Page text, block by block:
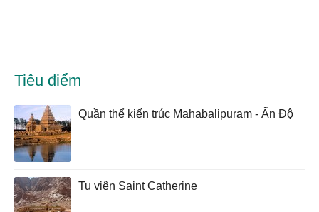
Tiêu điểm
Quần thể kiến trúc Mahabalipuram - Ấn Độ
Tu viện Saint Catherine